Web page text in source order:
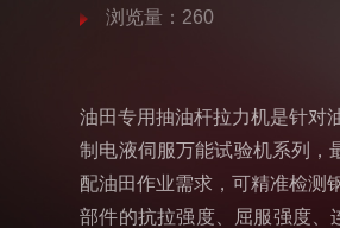
浏览量：260
油田专用抽油杆拉力机是针对
制电液伺服万能试验机系列，
配油田作业需求，可精准检测
部件的抗拉强度、屈服强度、